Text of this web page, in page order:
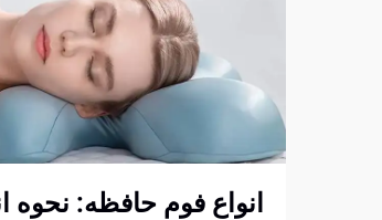
انواع فوم حافظه: نحوه